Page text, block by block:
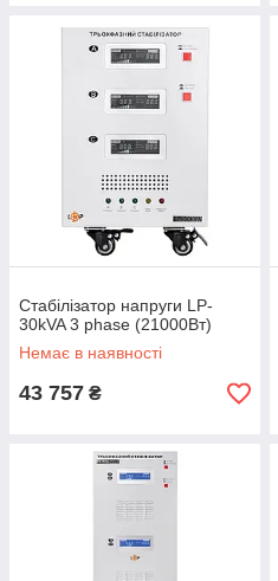
Стабілізатор напруги LP-
30kVA 3 phase (21000Вт)
Немає в наявності
43 757 ₴